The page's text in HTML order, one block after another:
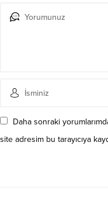
Daha sonraki
site adresim bu tarayıcıya